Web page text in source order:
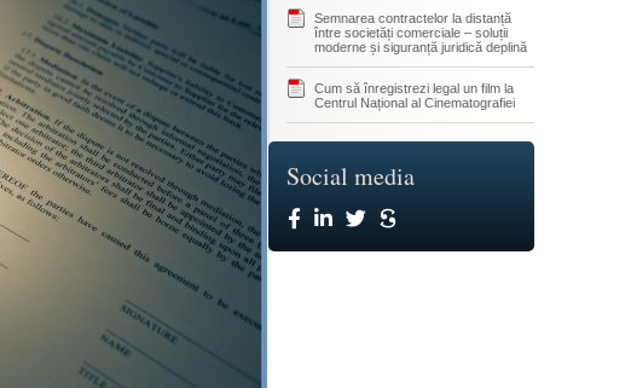
Semnarea contractelor la distanță
între societăți comerciale – soluții
moderne și siguranță juridică deplină
Cum să înregistrezi legal un film la
Centrul Național al Cinematografiei
Social media